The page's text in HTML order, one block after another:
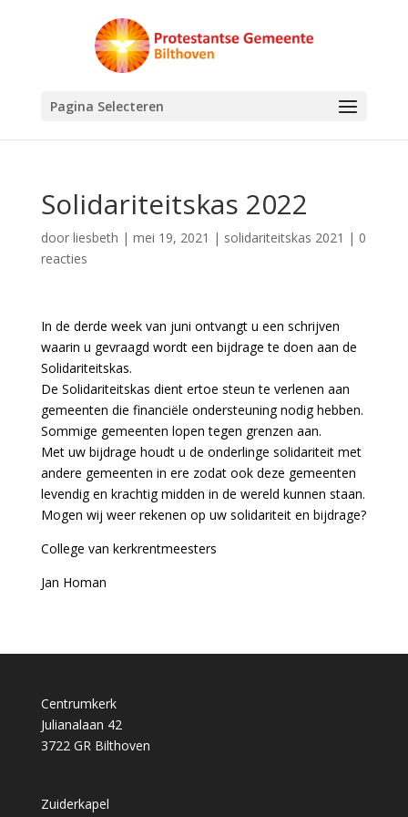
Pagina Selecteren
Solidariteitskas 2022
door liesbeth | mei 19, 2021 | solidariteitskas 2021 | 0
reacties
In de derde week van juni ontvangt u een schrijven
waarin u gevraagd wordt een bijdrage te doen aan de
Solidariteitskas.
De Solidariteitskas dient ertoe steun te verlenen aan
gemeenten die financiële ondersteuning nodig hebben.
Sommige gemeenten lopen tegen grenzen aan.
Met uw bijdrage houdt u de onderlinge solidariteit met
andere gemeenten in ere zodat ook deze gemeenten
levendig en krachtig midden in de wereld kunnen staan.
Mogen wij weer rekenen op uw solidariteit en bijdrage?
College van kerkrentmeesters
Jan Homan
Centrumkerk
Julianalaan 42
3722 GR Bilthoven
Zuiderkapel